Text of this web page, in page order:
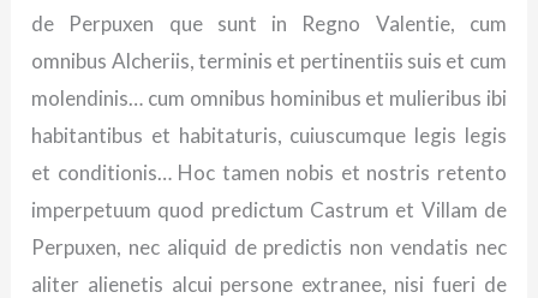
de Perpuxen que sunt in Regno Valentie, cum
omnibus Alcheriis, terminis et pertinentiis suis et cum
molendinis… cum omnibus hominibus et mulieribus ibi
habitantibus et habitaturis, cuiuscumque legis legis
et conditionis… Hoc tamen nobis et nostris retento
imperpetuum quod predictum Castrum et Villam de
Perpuxen, nec aliquid de predictis non vendatis nec
aliter alienetis alcui persone extranee, nisi fueri de